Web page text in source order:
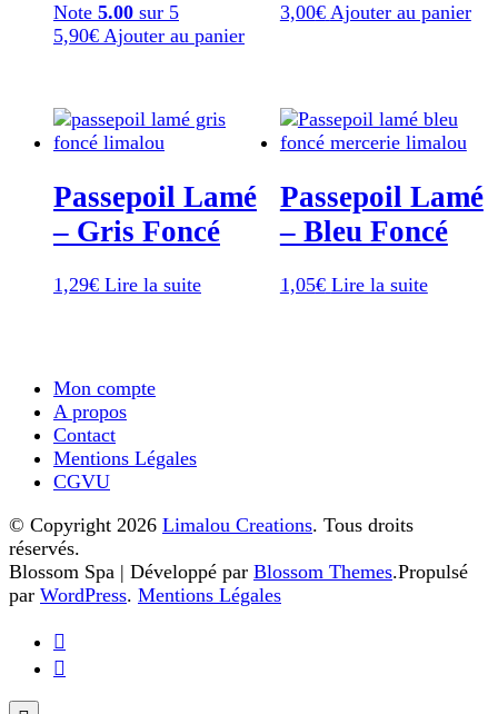
Note 5.00 sur 5
5,90€ Ajouter au panier
3,00€ Ajouter au panier
Passepoil Lamé
– Gris Foncé
1,29€ Lire la suite
Passepoil Lamé
– Bleu Foncé
1,05€ Lire la suite
Mon compte
A propos
Contact
Mentions Légales
CGVU
© Copyright 2026 Limalou Creations. Tous droits
réservés.
Blossom Spa | Développé par Blossom Themes.Propulsé
par WordPress. Mentions Légales